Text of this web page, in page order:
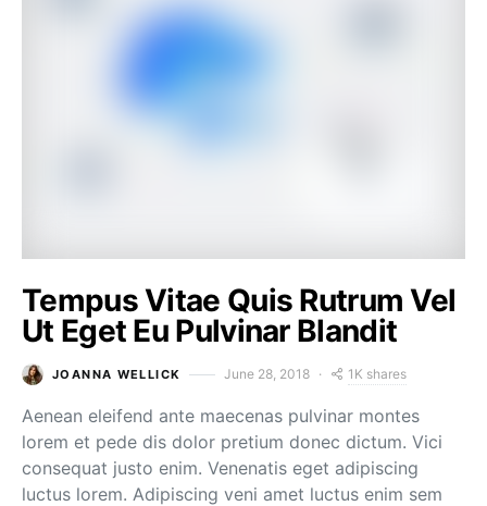
Tempus Vitae Quis Rutrum Vel
Ut Eget Eu Pulvinar Blandit
JOANNA WELLICK June 28, 2018 1K shares
Aenean eleifend ante maecenas pulvinar montes
lorem et pede dis dolor pretium donec dictum. Vici
consequat justo enim. Venenatis eget adipiscing
luctus lorem. Adipiscing veni amet luctus enim sem